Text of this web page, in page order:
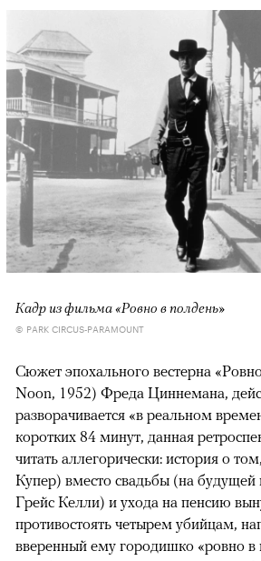
Кадр из фильма «Ровно в полдень»
© PARK CIRCUS-PARAMOUNT
Сюжет эпохального вестерна
Noon, 1952) Фреда Циннемана,
разворачивается «в реальном
коротких 84 минут, данная
читать аллегорически: история о
Купер) вместо свадьбы (на
Грейс Келли) и ухода на пенсию
противостоять четырем убийцам,
вверенный ему городишко «ровно в